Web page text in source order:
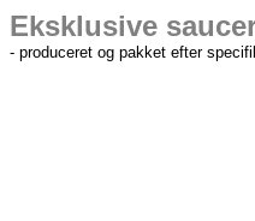
Eksklusive
- produceret og pakket efter